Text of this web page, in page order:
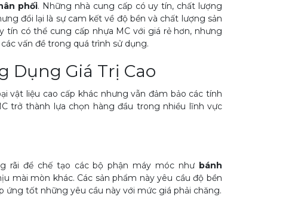
phối. Những nhà cung cấp có uy tín, chất lượng
đổi lại là sự cam kết về độ bền và chất lượng sản
tín có thể cung cấp nhựa MC với giá rẻ hơn, nhưng
vấn đề trong quá trình sử dụng.
Dụng Giá Trị Cao
vật liệu cao cấp khác nhưng vẫn đảm bảo các tính
trở thành lựa chọn hàng đầu trong nhiều lĩnh vực
rãi để chế tạo các bộ phận máy móc như bánh
mài mòn khác. Các sản phẩm này yêu cầu độ bền
ứng tốt những yêu cầu này với mức giá phải chăng.